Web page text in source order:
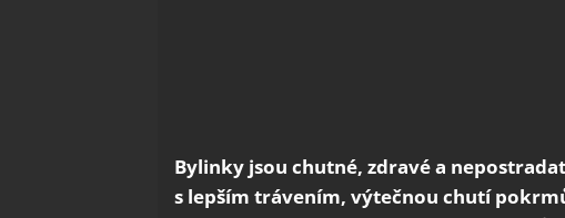
Bylinky jsou chutné, zdravé a
s lepším trávením, výtečnou chutí